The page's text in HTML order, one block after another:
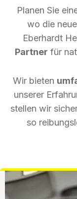
Planen Sie
wo die
Eberhardt
Partner für
Wir bieten
unserer
stellen wir
so